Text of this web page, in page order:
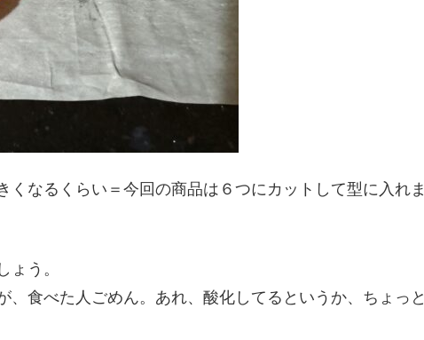
くなるくらい＝今回の商品は６つにカットして型に入れま
ょう。
、食べた人ごめん。あれ、酸化してるというか、ちょっと